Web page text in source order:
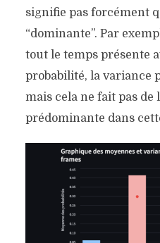
signifie pas forcément
“dominante”. Par
tout le temps présente
probabilité, la variance
mais cela ne fait pas de
prédominante dans